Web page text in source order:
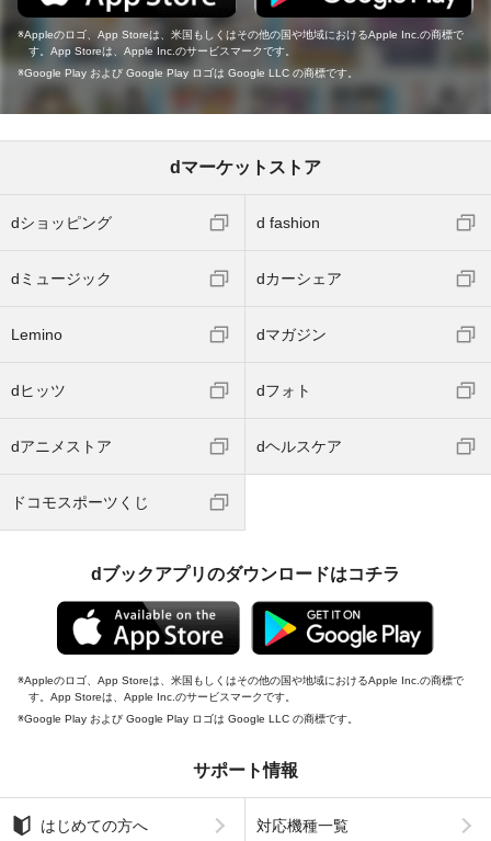
Appleのロゴ、App Storeは、米国もしくはその他の国や地域におけるApple Inc.の商標で
す。App Storeは、Apple Inc.のサービスマークです。
Google Play および Google Play ロゴは Google LLC の商標です。
dマーケットストア
dショッピング d fashion
dミュージック dカーシェア
Lemino dマガジン
dヒッツ dフォト
dアニメストア dヘルスケア
ドコモスポーツくじ
dブックアプリのダウンロードはコチラ
Appleのロゴ、App Storeは、米国もしくはその他の国や地域におけるApple Inc.の商標で
す。App Storeは、Apple Inc.のサービスマークです。
Google Play および Google Play ロゴは Google LLC の商標です。
サポート情報
はじめての方へ 対応機種一覧